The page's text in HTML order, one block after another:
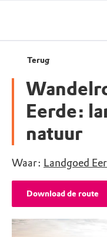
Terug
Eerde:
natuur
Waar: Landgoed
Download de route